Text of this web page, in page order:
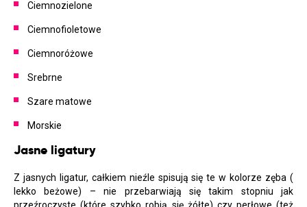
Ciemnozielone
Ciemnofioletowe
Ciemnoróżowe
Srebrne
Szare matowe
Morskie
Jasne ligatury
Z jasnych ligatur, całkiem nieźle spisują się te w kolorze zęba (
lekko beżowe) – nie przebarwiają się takim stopniu jak
przeźroczyste (które szybko robią się żółte) czy perłowe (też